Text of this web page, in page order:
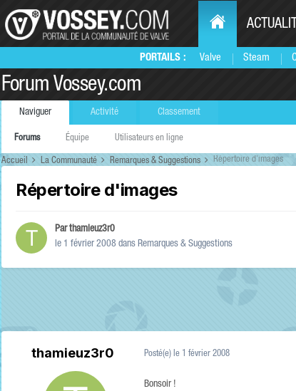
PORTAILS : Valve Steam
Forum Vossey.com
Naviguer
Forums Équipe Utilisateurs en ligne
Activité Classement
Accueil La Communauté Remarques & Suggestions Répertoire d'images
Répertoire d'images
Parthamieuz3r0
le 1 février 2008 dans Remarques & Suggestions
thamieuz3r0 Posté(e) le 1 février 2008
Bonsoir !